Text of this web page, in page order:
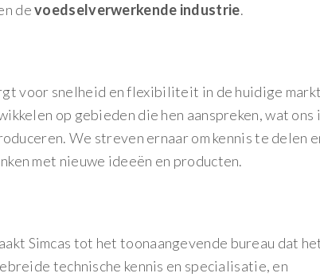
devoedselverwerkende industrie.
voor snelheid en flexibiliteit in de huidige
op gebieden die hen aanspreken, wat ons
We streven ernaar om kennis te delen
met nieuwe ideeën en producten.
Simcas tot het toonaangevende bureau dat
technische kennis en specialisatie, en